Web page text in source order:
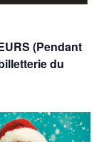
(Pendant
du